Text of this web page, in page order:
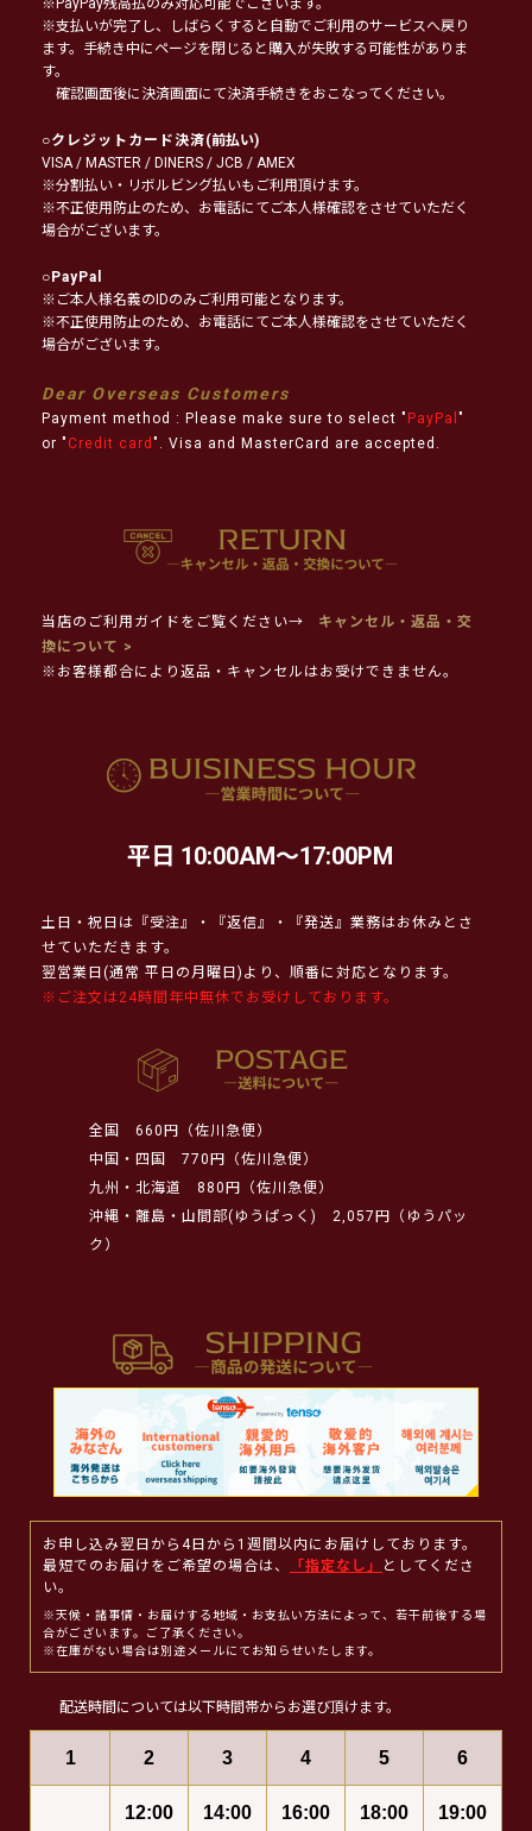
※支払いが完了し、しばらくすると自動でご利用のサービスへ戻り
ます。手続き中にページを閉じると購入が失敗する可能性がありま
す。
確認画面後に決済画面にて決済手続きをおこなってください。
○クレジットカード決済(前払い)
VISA / MASTER / DINERS / JCB / AMEX
※分割払い・リボルビング払いもご利用頂けます。
※不正使用防止のため、お電話にてご本人様確認をさせていただく
場合がございます。
○PayPal
※ご本人様名義のIDのみご利用可能となります。
※不正使用防止のため、お電話にてご本人様確認をさせていただく
場合がございます。
Dear Overseas Customers
Payment method : Please make sure to select " PayPal "
or " Credit card ". Visa and MasterCard are accepted.
当店のご利用ガイドをご覧ください→
キャンセル・返品・交
換について >
※お客様都合により返品・キャンセルはお受けできません。
平日 10:00AM～17:00PM
土日・祝日は『受注』・『返信』・『発送』業務はお休みとさ
せていただきます。
翌営業日(通常 平日の月曜日)より、順番に対応となります。
※ご注文は24時間年中無休でお受けしております。
全国
660円（佐川急便）
中国・四国
770円（佐川急便）
九州・北海道
880円（佐川急便）
沖縄・離島・山間部(ゆうぱっく)
2,057円（ゆうパッ
ク）
お申し込み翌日から4日から1週間以内にお届けしております。
最短でのお届けをご希望の場合は、
「指定なし」
としてくださ
い。
※天候・諸事情・お届けする地域・お支払い方法によって、若干前後する場
合がございます。ご了承ください。
※在庫がない場合は別途メールにてお知らせいたします。
配送時間については以下時間帯からお選び頂けます。
1 2 3 4 5 6
12:00
14:00
16:00
18:00
19:00